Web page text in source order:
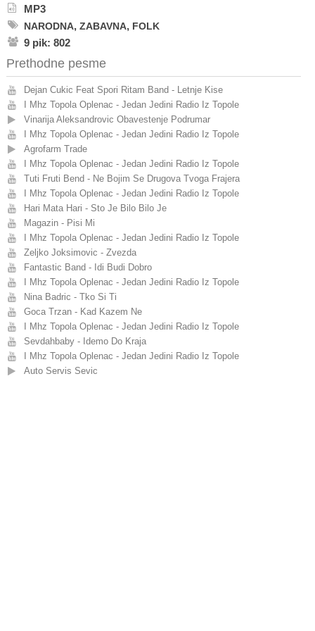
MP3
NARODNA, ZABAVNA, FOLK
9 pik: 802
Prethodne pesme
Dejan Cukic Feat Spori Ritam Band - Letnje Kise
I Mhz Topola Oplenac - Jedan Jedini Radio Iz Topole
Vinarija Aleksandrovic Obavestenje Podrumar
I Mhz Topola Oplenac - Jedan Jedini Radio Iz Topole
Agrofarm Trade
I Mhz Topola Oplenac - Jedan Jedini Radio Iz Topole
Tuti Fruti Bend - Ne Bojim Se Drugova Tvoga Frajera
I Mhz Topola Oplenac - Jedan Jedini Radio Iz Topole
Hari Mata Hari - Sto Je Bilo Bilo Je
Magazin - Pisi Mi
I Mhz Topola Oplenac - Jedan Jedini Radio Iz Topole
Zeljko Joksimovic - Zvezda
Fantastic Band - Idi Budi Dobro
I Mhz Topola Oplenac - Jedan Jedini Radio Iz Topole
Nina Badric - Tko Si Ti
Goca Trzan - Kad Kazem Ne
I Mhz Topola Oplenac - Jedan Jedini Radio Iz Topole
Sevdahbaby - Idemo Do Kraja
I Mhz Topola Oplenac - Jedan Jedini Radio Iz Topole
Auto Servis Sevic